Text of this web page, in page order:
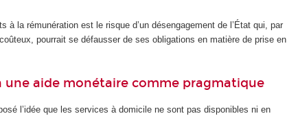
à la rémunération est le risque d’un désengagement de l’État qui, par
pourrait se défausser de ses obligations en matière de prise en
une aide monétaire comme pragmatique
l’idée que les services à domicile ne sont pas disponibles ni en